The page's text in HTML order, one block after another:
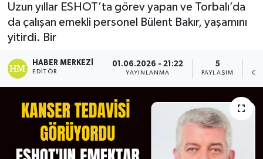
Uzun yıllar ESHOT’ta görev yapan ve Torbalı’da
da çalışan emekli personel Bülent Bakır, yaşamını
yitirdi. Bir
HABER MERKEZI
EDITÖR
01.06.2026 - 21:22
YAYINLANMA
5
PAYLAŞIM
Süper Lig Puan Durumu ve Fikstür
Tüm Manşetler
Son Dakika Haberleri